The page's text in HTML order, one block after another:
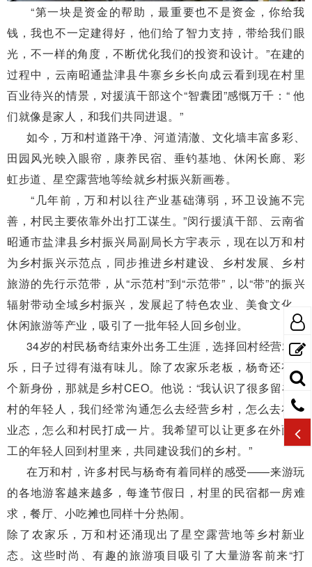
“第一块是资金的帮助，最重要也不是资金，你给我
钱，我也不一定建得好，他们给了智力支持，带给我们眼
光，不一样的角度，不断优化我们的投资和设计。”在建的
过程中，云南昭通盐津县牛寨乡乡长向成云看到现在村里
百业待兴的情景，对援滇干部这个“智囊团”感慨万千：“ 他
们就像是家人，和我们共同进退。”
如今，万和村道路干净、河道清澈、文化墙丰富多彩、
田园风光映入眼帘，康养民宿、垂钓基地、休闲长廊、彩
虹步道、星空露营地等绘就乡村振兴新画卷。
“几年前，万和村以往产业基础薄弱，环卫设施不完
善，村民主要依靠外出打工谋生。”闵行援滇干部、云南省
昭通市盐津县乡村振兴局副局长方宇表示，现在以万和村
为乡村振兴示范点，同步推进乡村建设、乡村发展、乡村
旅游的先行示范带，从“示范村”到“示范带”，以“带”的振兴
辐射带动全域乡村振兴，发展起了特色农业、美食文化、
休闲旅游等产业，吸引了一批年轻人回乡创业。
34岁的村民杨奇结束外出务工生涯，选择回村经营农家
乐，日子过得有滋有味儿。除了农家乐老板，杨奇还有一
个新身份，那就是乡村CEO。他说：“我认识了很多留在乡
村的年轻人，我们经常沟通怎么去经营乡村，怎么去布局
业态，怎么和村民打成一片。我希望可以让更多在外面务
工的年轻人回到村里来，共同建设我们的乡村。”
在万和村，许多村民与杨奇有着同样的感受——来游玩
的各地游客越来越多，每逢节假日，村里的民宿都一房难
求，餐厅、小吃摊也同样十分热闹。
除了农家乐，万和村还涌现出了星空露营地等乡村新业
态。这些时尚、有趣的旅游项目吸引了大量游客前来“打